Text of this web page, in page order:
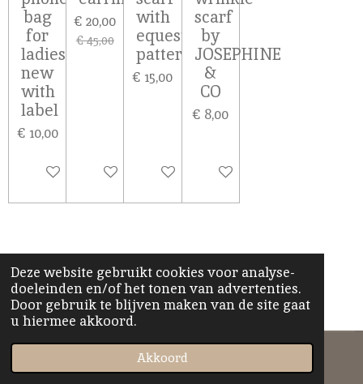
Deze website gebruikt cookies voor analyse-
doeleinden en/of het tonen van advertenties.
Door gebruik te blijven maken van de site gaat
u hiermee akkoord.
Akkoord
bag
for
ladies,
new
with
label
€ 10,00
In winkelwagen
€ 20,00
€ 45,00
In winkelwagen
with
equestrian
pattern
€ 15,00
In winkelwagen
scarf
by
JOSEPHINE
&
CO
€ 8,00
In winkelwagen
© 2022 - 2026 Jules' Lifestyle Passions